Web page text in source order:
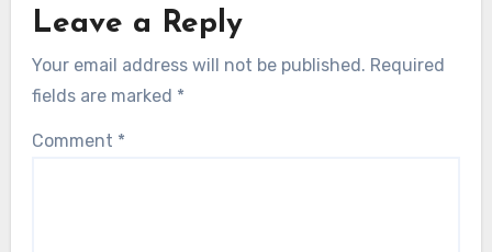
Leave a Reply
Your email address will not be published. Required
fields are marked *
Comment *